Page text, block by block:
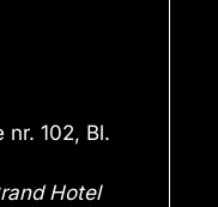
nr. 102, Bl.
Hotel